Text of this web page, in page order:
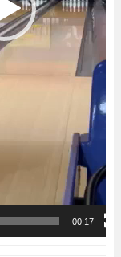
00:17